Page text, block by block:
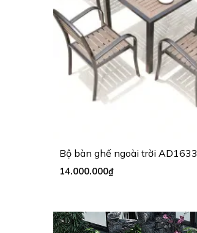
Bộ bàn ghế ngoài trời AD1633
14.000.000₫